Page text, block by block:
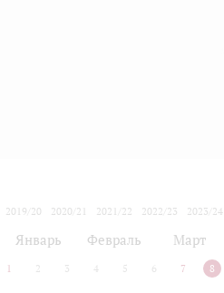
2019/20
2020/21 2021/22 2022/23
2023/24
Январь Февраль Март
1 2 3 4 5 6 7 8